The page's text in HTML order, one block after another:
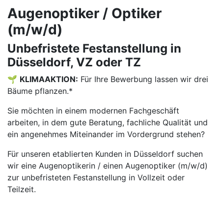
Augenoptiker / Optiker
(m/w/d)
Unbefristete Festanstellung in
Düsseldorf, VZ oder TZ
🌱 KLIMAAKTION: Für Ihre Bewerbung lassen wir drei
Bäume pflanzen.*
Sie möchten in einem modernen Fachgeschäft
arbeiten, in dem gute Beratung, fachliche Qualität und
ein angenehmes Miteinander im Vordergrund stehen?
Für unseren etablierten Kunden in Düsseldorf suchen
wir eine Augenoptikerin / einen Augenoptiker (m/w/d)
zur unbefristeten Festanstellung in Vollzeit oder
Teilzeit.